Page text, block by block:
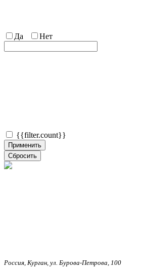
Да Нет
{{filter.count}}
Применить
Сбросить
Россия, Курган, ул. Бурова-Петрова, 100